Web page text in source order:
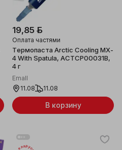
19,85 ƃ
Оплата частями
Термопаста Arctic Cooling MX-
4 With Spatula, ACTCP00031B,
4 г
Emall
11.08
11.08
В корзину